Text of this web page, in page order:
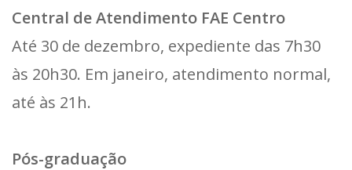
Central de Atendimento FAE Centro
Até 30 de dezembro, expediente das 7h30
às 20h30. Em janeiro, atendimento normal,
até às 21h.
Pós-graduação